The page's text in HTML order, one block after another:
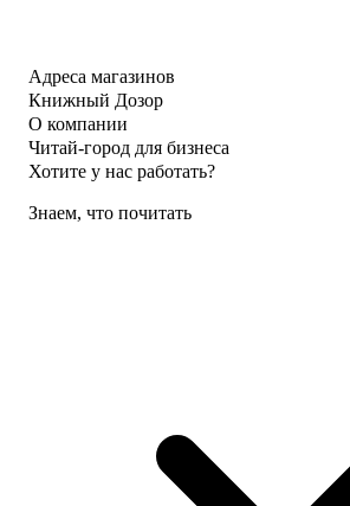
Адреса магазинов
Книжный Дозор
О компании
Читай-город для бизнеса
Хотите у нас работать?
Знаем, что почитать